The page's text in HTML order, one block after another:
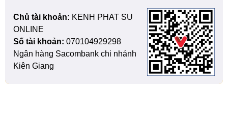
Chủ tài khoản: KENH PHAT SU
ONLINE
Số tài khoản: 070104929298
Ngân hàng Sacombank chi nhánh
Kiên Giang